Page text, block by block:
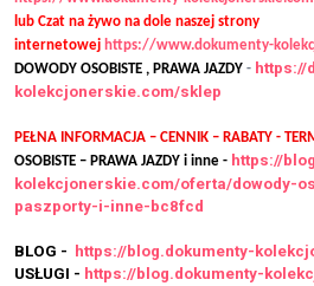
lub Czat na żywo na dole naszej strony
internetowej https://www.dokumenty-
DOWODY OSOBISTE , PRAWA JAZDY - https://
kolekcjonerskie.com/sklep
PEŁNA INFORMACJA – CENNIK – RABATY -
OSOBISTE – PRAWA JAZDY i inne - https://
kolekcjonerskie.com/oferta/dowody-
paszporty-i-inne-bc8fcd
BLOG -
https://blog.dokumenty-
USŁUGI - https://blog.dokumenty-